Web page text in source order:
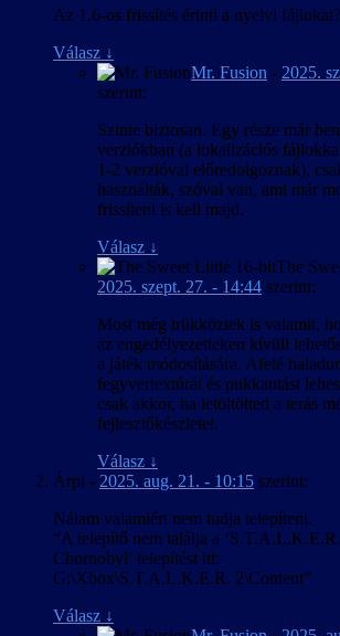
Az 1.6-os frissítés érinti a nyelvi fájlokat?
Válasz ↓
Mr. Fusion - 2025.
szerint:
Szinte biztosan. Egy része már
verziókban (a lokalizációs
1-2 verzióval előredolgoznak),
használták, szóval van, ami már
frissíteni is kell majd.
Válasz ↓
The
2025. szept. 27. - 14:44 szerint:
Most még trükköztek is valamit,
az engedélyezetteken kívüli
a játék módosítására. Afelé
fegyvertextúrát és pukkantást
csak akkor, ha letöltötted a terás
fejlesztőkészletet.
Válasz ↓
Árpi - 2025. aug. 21. - 10:15 szerint:
Nálam valamiért nem tudja telepíteni.
“A telepítő nem találja a
Chornobyl’ telepítést itt:
G:\Xbox\S.T.A.L.K.E.R. 2\Content”
Válasz ↓